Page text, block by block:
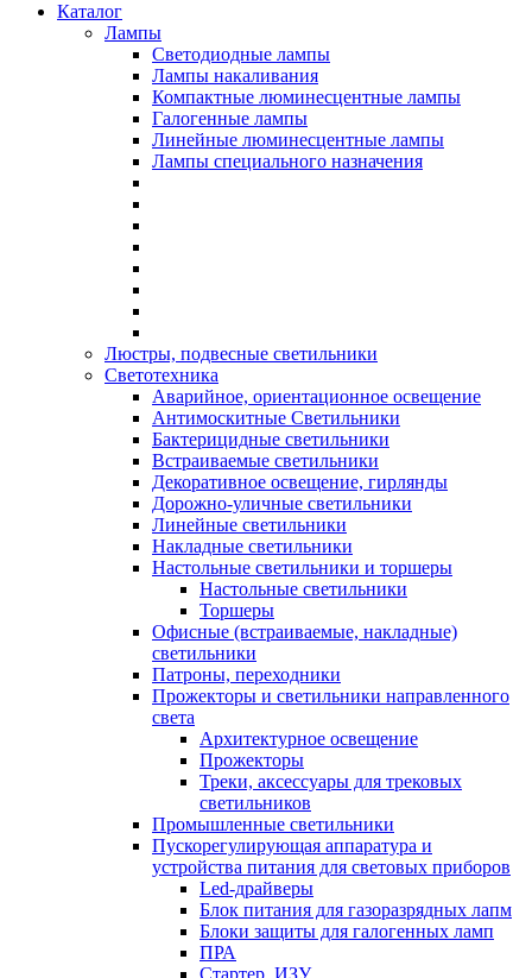
Каталог
Лампы
Светодиодные лампы
Лампы накаливания
Компактные люминесцентные лампы
Галогенные лампы
Линейные люминесцентные лампы
Лампы специального назначения
Люстры, подвесные светильники
Светотехника
Аварийное, ориентационное освещение
Антимоскитные Светильники
Бактерицидные светильники
Встраиваемые светильники
Декоративное освещение, гирлянды
Дорожно-уличные светильники
Линейные светильники
Накладные светильники
Настольные светильники и торшеры
Настольные светильники
Торшеры
Офисные (встраиваемые, накладные)
светильники
Патроны, переходники
Прожекторы и светильники направленного
света
Архитектурное освещение
Прожекторы
Треки, аксессуары для трековых
светильников
Промышленные светильники
Пускорегулирующая аппаратура и
устройства питания для световых приборов
Led-драйверы
Блок питания для газоразрядных лапм
Блоки защиты для галогенных ламп
ПРА
Стартер, ИЗУ